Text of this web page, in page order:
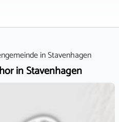
inStavenhagen
in Stavenhagen